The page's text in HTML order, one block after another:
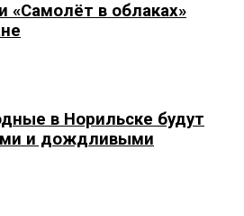
«Самолёт в облаках»
в Норильске будут
и дождливыми